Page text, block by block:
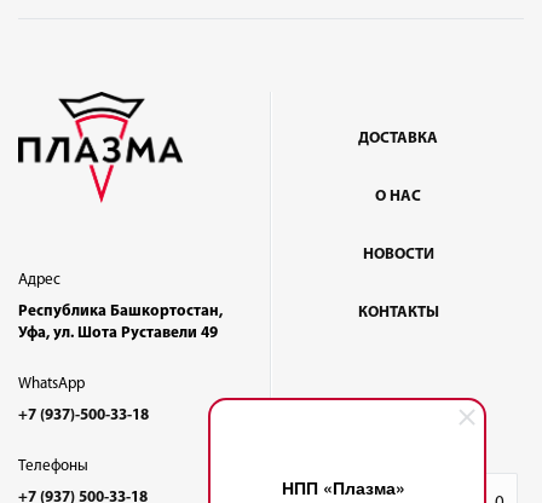
НПП «Плазма»
Адрес
Республика Башкортостан,
Уфа, ул. Шота Руставели 49
WhatsApp
+7 (937)-500-33-18
Телефоны
+7 (937) 500-33-18
ДОСТАВКА
О НАС
НОВОСТИ
КОНТАКТЫ